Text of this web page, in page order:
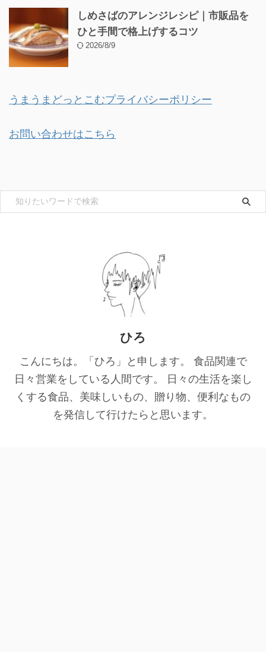
しめさばのアレンジレシピ｜市販品を
ひと手間で格上げするコツ
2026/8/9
うまうまどっとこむプライバシーポリシー
お問い合わせはこちら
ひろ
こんにちは。「ひろ」と申します。 食品関連で
日々営業をしている人間です。 日々の生活を楽し
くする食品、美味しいもの、贈り物、便利なもの
を発信して行けたらと思います。